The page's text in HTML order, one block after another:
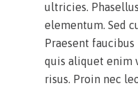
ultricies.
elementum. Sed
Praesent
quis aliquet enim
risus. Proin nec